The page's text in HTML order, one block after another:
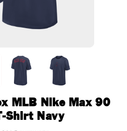
MLB Nike Max 90
Shirt Navy